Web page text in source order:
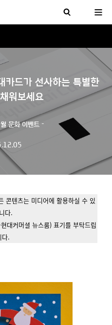
카드가 선사하는 특별한
워보세요
문화 이벤트 -
콘텐츠는 미디어에 활용하실 수 있
다.
대커머셜 뉴스룸) 표기를 부탁드립
다.